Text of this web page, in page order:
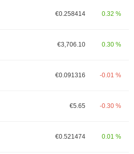
€0.258414 0.32 %
€3,706.10 0.30 %
€0.091316 -0.01 %
€5.65 -0.30 %
€0.521474 0.01 %